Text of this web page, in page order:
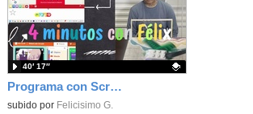
Programa con Scratch, 8 diferentes juegos para vivir la emoción de los partidos de España en el mundial 2026
Contenido educativo.
subido por Felicisimo G.
40′ 17″